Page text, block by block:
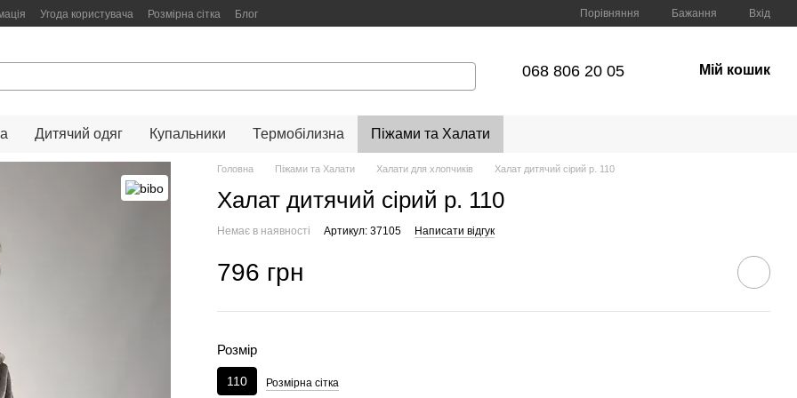
Угода користувача Розмірна сітка Блог Порівняння Бажання Вхід
068 806 20 05 Мій кошик
Дитячий одяг Купальники Термобілизна Піжами та Халати
Головна Піжами та Халати Халати для хлопчиків Халат дитячий сірий р. 110
Халат дитячий сірий р. 110
Немає в наявності Артикул: 37105 Написати відгук
796 грн
Розмір
110 Розмірна сітка